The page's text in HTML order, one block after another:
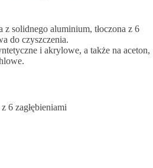
z solidnego aluminium, tłoczona z 6
do czyszczenia.
i akrylowe, a także na aceton,
6 zagłębieniami